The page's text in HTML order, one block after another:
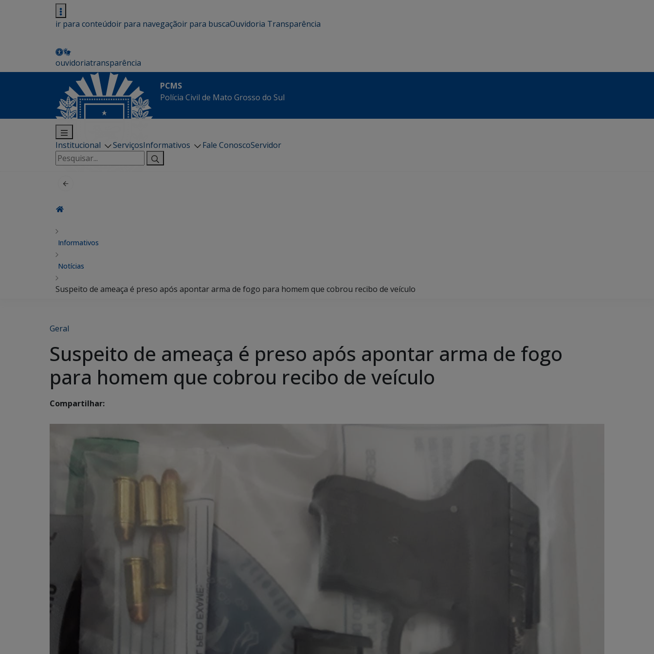
ir para conteúdoir para navegaçãoir para buscaOuvidoria Transparência
ouvidoriatransparência
PCMS
Polícia Civil de Mato Grosso do Sul
Institucional ServiçosInformativos Fale ConoscoServidor
Pesquisar
por:
Informativos
Notícias
Suspeito de ameaça é preso após apontar arma de fogo para homem que cobrou recibo de veículo
Geral
Suspeito de ameaça é preso após apontar arma de fogo
para homem que cobrou recibo de veículo
Compartilhar: